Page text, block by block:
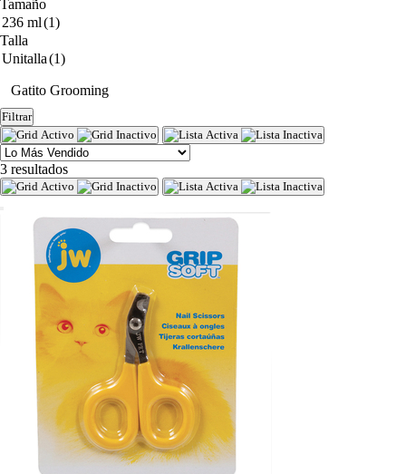
Tamaño
236 ml(1)
Talla
Unitalla(1)
Gatito Grooming
Filtrar
3 resultados